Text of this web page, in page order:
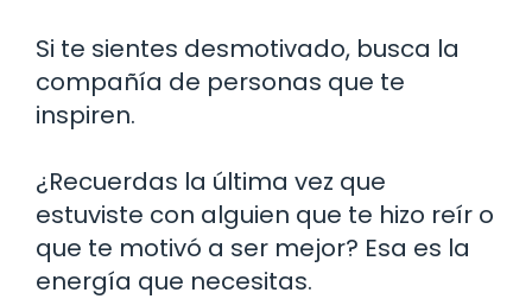
Si te sientes desmotivado, busca la
compañía de personas que te
inspiren.
¿Recuerdas la última vez que
estuviste con alguien que te hizo reír o
que te motivó a ser mejor? Esa es la
energía que necesitas.